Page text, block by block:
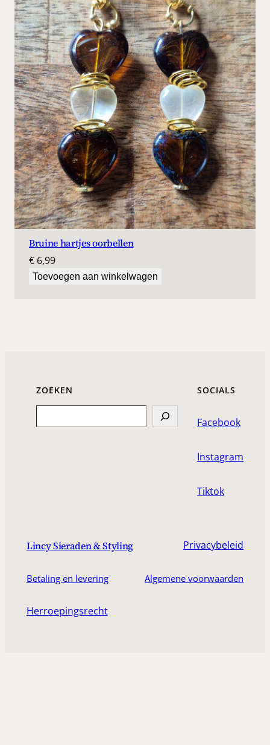
Bruine hartjes oorbellen
€ 6,99
Toevoegen aan winkelwagen
ZOEKEN SOCIALS
Facebook
Instagram
Tiktok
Lincy Sieraden & Styling Privacybeleid
Betaling en levering Algemene voorwaarden
Herroepingsrecht